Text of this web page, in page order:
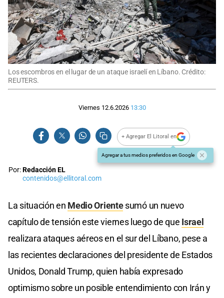
Los escombros en el lugar de un ataque israelí en Líbano. Crédito:
REUTERS.
Viernes 12.6.2026 13:30
+ Agregar El Litoral en
Agregar a tus medios preferidos en Google
Por:Redacción EL
contenidos@ellitoral.com
La situación en Medio Orientesumó un nuevo
capítulo de tensión este viernes luego de que Israel
realizara ataques aéreos en el sur del Líbano, pese a
las recientes declaraciones del presidente de Estados
Unidos, Donald Trump, quien había expresado
optimismo sobre un posible entendimiento con Irán y